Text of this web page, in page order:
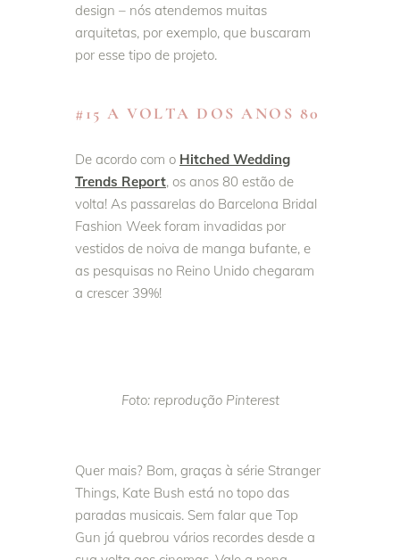
design – nós atendemos muitas
arquitetas, por exemplo, que buscaram
por esse tipo de projeto.
#15 A VOLTA DOS ANOS 80
De acordo com o Hitched Wedding
Trends Report, os anos 80 estão de
volta! As passarelas do Barcelona Bridal
Fashion Week foram invadidas por
vestidos de noiva de manga bufante, e
as pesquisas no Reino Unido chegaram
a crescer 39%!
Foto: reprodução Pinterest
Quer mais? Bom, graças à série Stranger
Things, Kate Bush está no topo das
paradas musicais. Sem falar que Top
Gun já quebrou vários recordes desde a